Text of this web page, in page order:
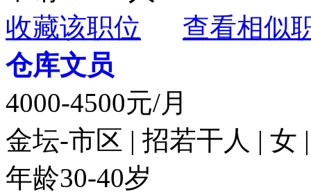
收藏该职位
查看相似
仓库文员
4000-4500元/月
金坛-市区 | 招若干人 | 女
年龄30-40岁